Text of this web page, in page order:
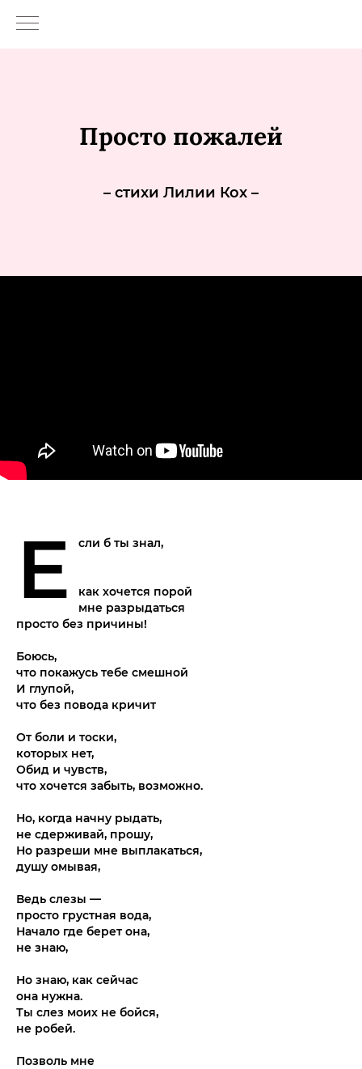
Просто пожалей
– стихи Лилии Кох –
Е сли б ты знал,
как хочется порой
мне разрыдаться
просто без причины!
Боюсь,
что покажусь тебе смешной
И глупой,
что без повода кричит
От боли и тоски,
которых нет,
Обид и чувств,
что хочется забыть, возможно.
Но, когда начну рыдать,
не сдерживай, прошу,
Но разреши мне выплакаться,
душу омывая,
Ведь слезы —
просто грустная вода,
Начало где берет она,
не знаю,
Но знаю, как сейчас
она нужна.
Ты слез моих не бойся,
не робей.
Позволь мне